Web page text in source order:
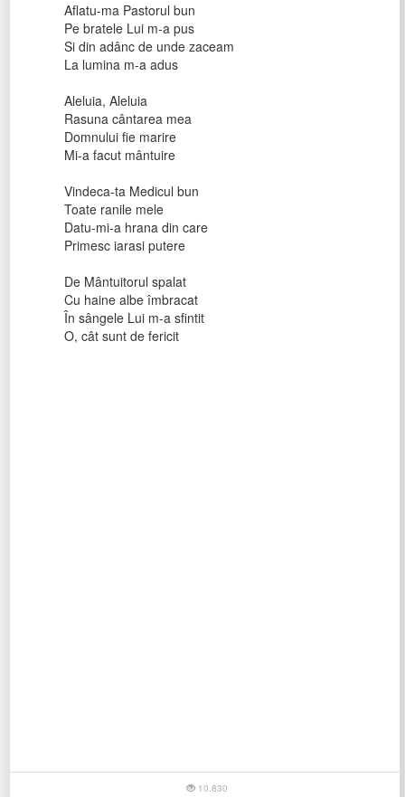
Aflatu-ma Pastorul bun
Pe bratele Lui m-a pus
Si din adânc de unde zaceam
La lumina m-a adus
Aleluia, Aleluia
Rasuna cântarea mea
Domnului fie marire
Mi-a facut mântuire
Vindeca-ta Medicul bun
Toate ranile mele
Datu-mi-a hrana din care
Primesc iarasi putere
De Mântuitorul spalat
Cu haine albe îmbracat
În sângele Lui m-a sfintit
O, cât sunt de fericit
10.830